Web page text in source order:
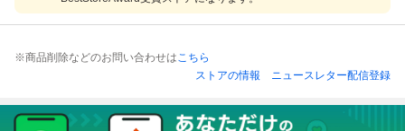
※商品削除などのお問い合わせはこちら
ストアの情報
ニュースレター配信登録